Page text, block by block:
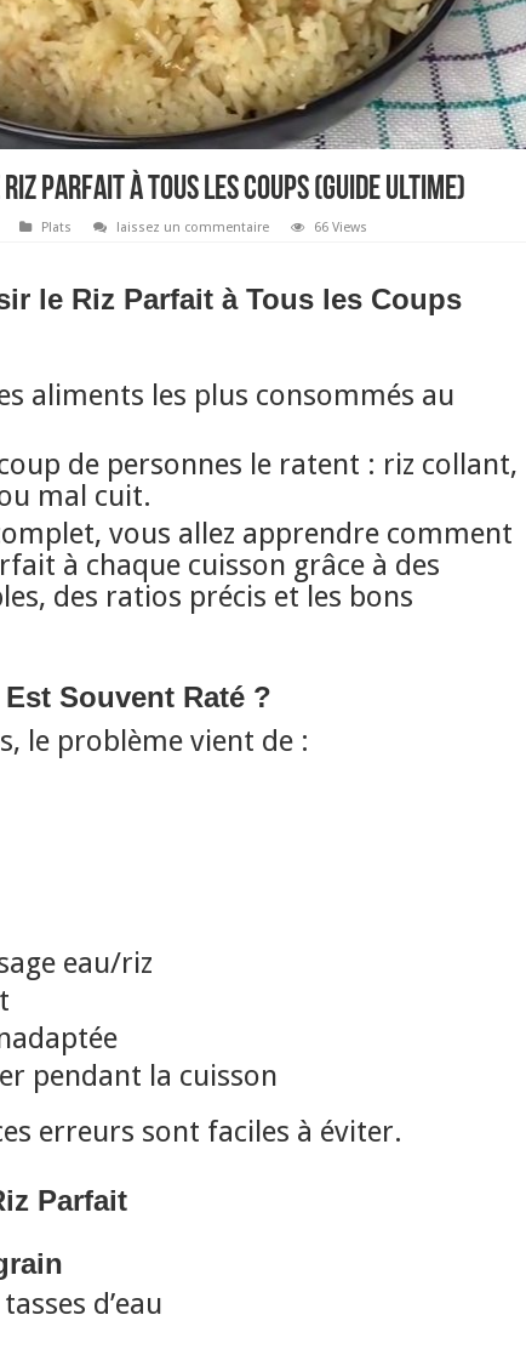
Parfait à Tous les Coups (Guide Ultime)
Plats laissez un commentaire 66 Views
le Riz Parfait à Tous les Coups
aliments les plus consommés au
de personnes le ratent : riz collant,
mal cuit.
vous allez apprendre comment
à chaque cuisson grâce à des
des ratios précis et les bons
Souvent Raté ?
le problème vient de :
eau/riz
pendant la cuisson
erreurs sont faciles à éviter.
Parfait
d’eau